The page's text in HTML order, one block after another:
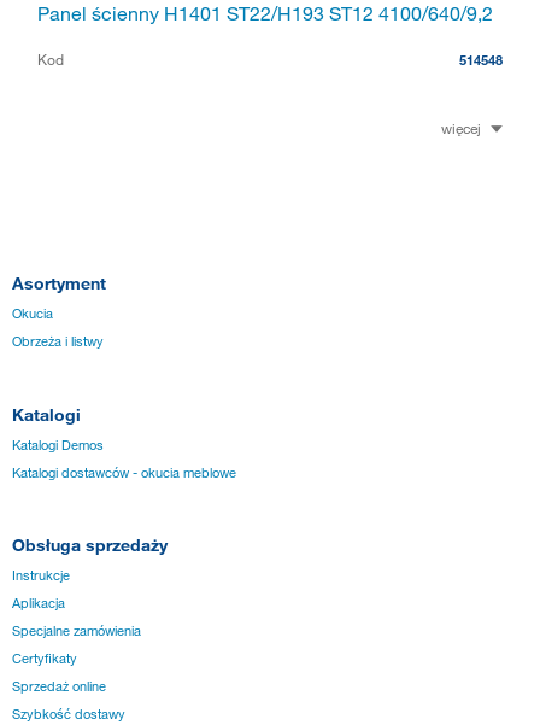
Panel ścienny H1401 ST22/H193 ST12 4100/640/9,2
Kod 514548
więcej
Asortyment
Okucia
Obrzeża i listwy
Katalogi
Katalogi Demos
Katalogi dostawców - okucia meblowe
Obsługa sprzedaży
Instrukcje
Aplikacja
Specjalne zamówienia
Certyfikaty
Sprzedaż online
Szybkość dostawy